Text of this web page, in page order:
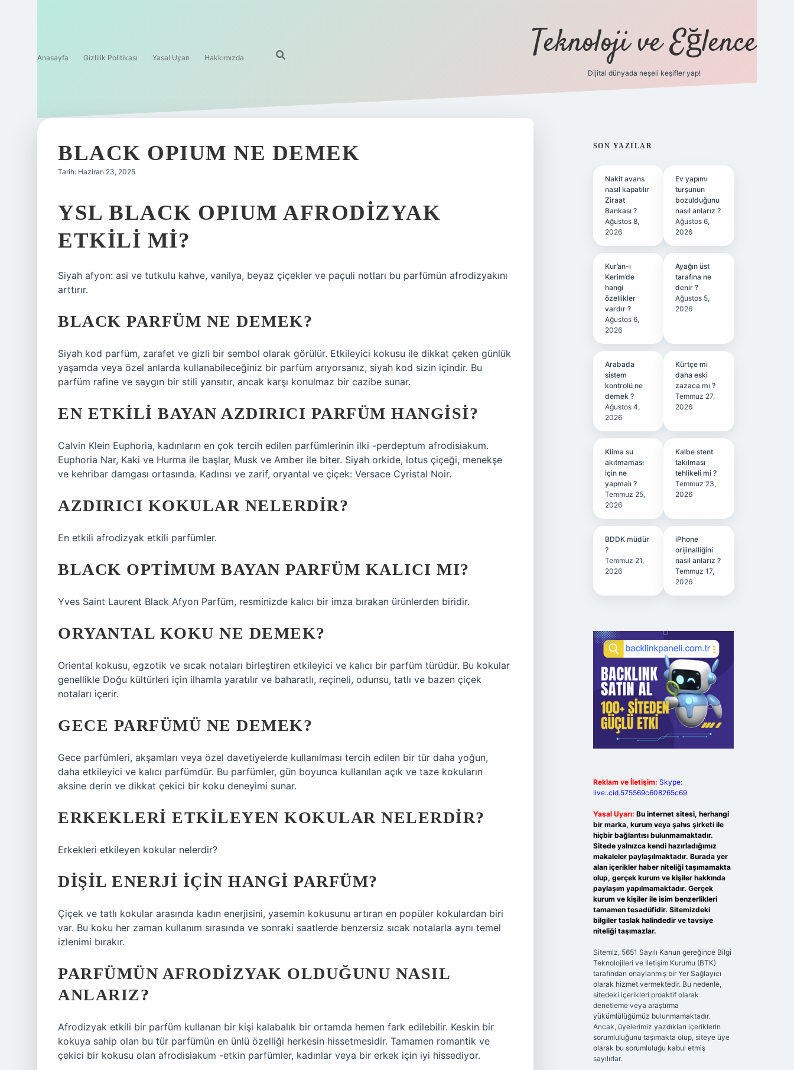
Anasayfa Gizlilik Politikası Yasal Uyarı Hakkımızda Teknoloji ve Eğlence
Dijital dünyada neşeli keşifler yap!
BLACK OPIUM NE DEMEK
Tarih: Haziran 23, 2025
YSL BLACK OPIUM AFRODIZYAK
ETKILI MI?
Siyah afyon: asi ve tutkulu kahve, vanilya, beyaz çiçekler ve paçuli notları bu parfümün afrodizyakını
arttırır.
BLACK PARFÜM NE DEMEK?
Siyah kod parfüm, zarafet ve gizli bir sembol olarak görülür. Etkileyici kokusu ile dikkat çeken günlük
yaşamda veya özel anlarda kullanabileceğiniz bir parfüm arıyorsanız, siyah kod sizin içindir. Bu
parfüm rafine ve saygın bir stili yansıtır, ancak karşı konulmaz bir cazibe sunar.
EN ETKILI BAYAN AZDIRICI PARFÜM HANGISI?
Calvin Klein Euphoria, kadınların en çok tercih edilen parfümlerinin ilki -perdeptum afrodisiakum.
Euphoria Nar, Kaki ve Hurma ile başlar, Musk ve Amber ile biter. Siyah orkide, lotus çiçeği, menekşe
ve kehribar damgası ortasında. Kadınsı ve zarif, oryantal ve çiçek: Versace Cyristal Noir.
AZDIRICI KOKULAR NELERDIR?
En etkili afrodizyak etkili parfümler.
BLACK OPTIMUM BAYAN PARFÜM KALICI MI?
Yves Saint Laurent Black Afyon Parfüm, resminizde kalıcı bir imza bırakan ürünlerden biridir.
ORYANTAL KOKU NE DEMEK?
Oriental kokusu, egzotik ve sıcak notaları birleştiren etkileyici ve kalıcı bir parfüm türüdür. Bu kokular
genellikle Doğu kültürleri için ilhamla yaratılır ve baharatlı, reçineli, odunsu, tatlı ve bazen çiçek
notaları içerir.
GECE PARFÜMÜ NE DEMEK?
Gece parfümleri, akşamları veya özel davetiyelerde kullanılması tercih edilen bir tür daha yoğun,
daha etkileyici ve kalıcı parfümdür. Bu parfümler, gün boyunca kullanılan açık ve taze kokuların
aksine derin ve dikkat çekici bir koku deneyimi sunar.
ERKEKLERI ETKILEYEN KOKULAR NELERDIR?
Erkekleri etkileyen kokular nelerdir?
DIŞIL ENERJI IÇIN HANGI PARFÜM?
Çiçek ve tatlı kokular arasında kadın enerjisini, yasemin kokusunu artıran en popüler kokulardan biri
var. Bu koku her zaman kullanım sırasında ve sonraki saatlerde benzersiz sıcak notalarla aynı temel
izlenimi bırakır.
PARFÜMÜN AFRODIZYAK OLDUĞUNU NASIL
ANLARIZ?
Afrodizyak etkili bir parfüm kullanan bir kişi kalabalık bir ortamda hemen fark edilebilir. Keskin bir
kokuya sahip olan bu tür parfümün en ünlü özelliği herkesin hissetmesidir. Tamamen romantik ve
çekici bir kokusu olan afrodisiakum -etkin parfümler, kadınlar veya bir erkek için iyi hissediyor.
SIDEBAR
SON YAZILAR
Nakit avans
nasıl kapatılır
Ziraat
Bankası ?
Ağustos 8,
2026
Ev yapımı
turşunun
bozulduğunu
nasıl anlarız ?
Ağustos 6,
2026
Kur’an-ı
Kerim’de
hangi
özellikler
vardır ?
Ağustos 6,
2026
Ayağın üst
tarafına ne
denir ?
Ağustos 5,
2026
Arabada
sistem
kontrolü ne
demek ?
Ağustos 4,
2026
Kürtçe mi
daha eski
zazaca mı ?
Temmuz 27,
2026
Klima su
akıtmaması
için ne
yapmalı ?
Temmuz 25,
2026
Kalbe stent
takılması
tehlikeli mi ?
Temmuz 23,
2026
BDDK müdür
?
Temmuz 21,
2026
iPhone
orijinalliğini
nasıl anlarız ?
Temmuz 17,
2026
Reklam ve İletişim: Skype:
live:.cid.575569c608265c69
Yasal Uyarı: Bu internet sitesi, herhangi
bir marka, kurum veya şahıs şirketi ile
hiçbir bağlantısı bulunmamaktadır.
Sitede yalnızca kendi hazırladığımız
makaleler paylaşılmaktadır. Burada yer
alan içerikler haber niteliği taşımamakta
olup, gerçek kurum ve kişiler hakkında
paylaşım yapılmamaktadır. Gerçek
kurum ve kişiler ile isim benzerlikleri
tamamen tesadüfidir. Sitemizdeki
bilgiler taslak halindedir ve tavsiye
niteliği taşımazlar.
Sitemiz, 5651 Sayılı Kanun gereğince Bilgi
Teknolojileri ve İletişim Kurumu (BTK)
tarafından onaylanmış bir Yer Sağlayıcı
olarak hizmet vermektedir. Bu nedenle,
sitedeki içerikleri proaktif olarak
denetleme veya araştırma
yükümlülüğümüz bulunmamaktadır.
Ancak, üyelerimiz yazdıkları içeriklerin
sorumluluğunu taşımakta olup, siteye üye
olarak bu sorumluluğu kabul etmiş
sayılırlar.